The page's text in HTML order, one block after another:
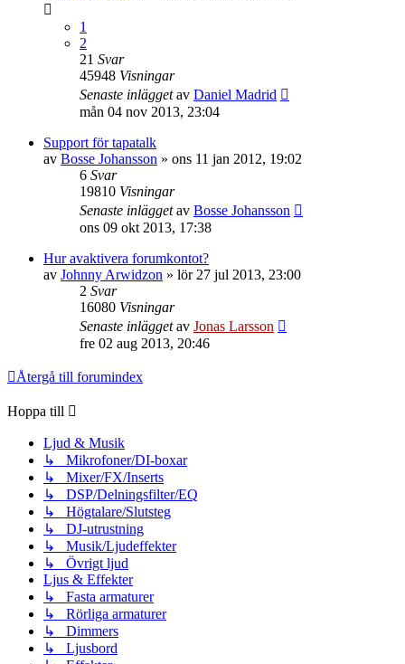
1
2
21 Svar
45948 Visningar
Senaste inläggetav Daniel Madrid
mån 04 nov 2013, 23:04
Support för tapatalk
av Bosse Johansson » ons 11 jan 2012, 19:02
6 Svar
19810 Visningar
Senaste inläggetav Bosse Johansson
ons 09 okt 2013, 17:38
Hur avaktivera forumkontot?
av Johnny Arwidzon » lör 27 jul 2013, 23:00
2 Svar
16080 Visningar
Senaste inläggetav Jonas Larsson
fre 02 aug 2013, 20:46
Återgå till forumindex
Hoppa till
Ljud & Musik
↳ Mikrofoner/DI-boxar
↳ Mixer/FX/Inserts
↳ DSP/Delningsfilter/EQ
↳ Högtalare/Slutsteg
↳ DJ-utrustning
↳ Musik/Ljudeffekter
↳ Övrigt ljud
Ljus & Effekter
↳ Fasta armaturer
↳ Rörliga armaturer
↳ Dimmers
↳ Ljusbord